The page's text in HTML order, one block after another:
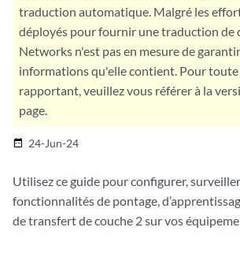
traduction automatique. Malgré les
déployés pour fournir une traduction de
Networks n'est pas en mesure de
informations qu'elle contient. Pour
rapportant, veuillez vous référer à la
page.
date_range 24-Jun-24
Utilisez ce guide pour configurer,
fonctionnalités de pontage,
de transfert de couche 2 sur vos